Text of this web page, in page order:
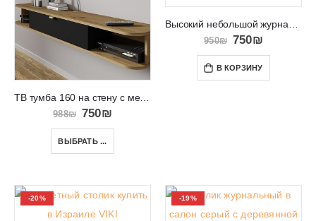
ТВ тумба 160 на стену с местом для аппаратуры ICARUS
988₪ 750₪
ВЫБРАТЬ ...
950₪ 750₪
В КОРЗИНУ
-20% -19%